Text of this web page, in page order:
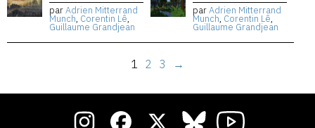
parAdrien Mitterrand
Munch, Corentin Lê,
Guillaume Grandjean
parAdrien Mitterrand
Munch, Corentin Lê,
Guillaume Grandjean
1 2 3 →